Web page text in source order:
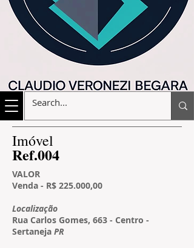
​Imóvel
​Ref.004
VALOR
Venda - R$ 225.000,00
Localização
Rua Carlos Gomes, 663 - Centro -
Sertaneja PR